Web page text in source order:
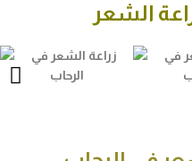
الشعر